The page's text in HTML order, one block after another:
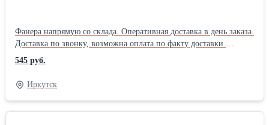
Фанера напрямую со склада. Оперативная доставка в день заказа.
Доставка по звонку, возможна оплата по факту доставки.
Осуществляем разгрузку товара на платной основе - машина до
50 листов - 500 рублей. Далее по согласованию Ознакомьтесь с
товаром, по всем вопросам - звоните! Размеры 2440мм*1220мм
Цены: 6мм - 545 руб /лист. 9мм - 720 руб /лист 12мм - 920 руб /
лист 15мм - 1070 руб /лист 18мм - 1300 руб /лист. 18мм -
545 руб.
Иркутск